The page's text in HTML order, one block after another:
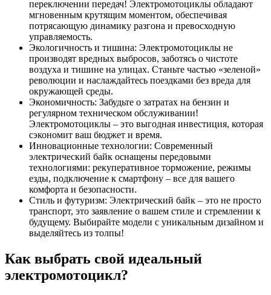
переключении передач! Электромотоциклы обладают
мгновенным крутящим моментом, обеспечивая
потрясающую динамику разгона и превосходную
управляемость.
Экологичность и тишина: Электромотоциклы не
производят вредных выбросов, заботясь о чистоте
воздуха и тишине на улицах. Станьте частью «зеленой»
революции и наслаждайтесь поездками без вреда для
окружающей среды.
Экономичность: Забудьте о затратах на бензин и
регулярном техническом обслуживании!
Электромотоциклы – это выгодная инвестиция, которая
сэкономит ваш бюджет и время.
Инновационные технологии: Современный
электрический байк оснащены передовыми
технологиями: рекуперативное торможение, режимы
езды, подключение к смартфону – все для вашего
комфорта и безопасности.
Стиль и футуризм: Электрический байк – это не просто
транспорт, это заявление о вашем стиле и стремлении к
будущему. Выбирайте модели с уникальным дизайном и
выделяйтесь из толпы!
Как выбрать свой идеальный
электромотоцикл?